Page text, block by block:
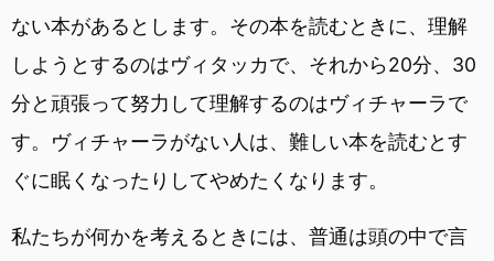
ない本があるとします。その本を読むときに、理解
しようとするのはヴィタッカで、それから20分、30
分と頑張って努力して理解するのはヴィチャーラで
す。ヴィチャーラがない人は、難しい本を読むとす
ぐに眠くなったりしてやめたくなります。
私たちが何かを考えるときには、普通は頭の中で言